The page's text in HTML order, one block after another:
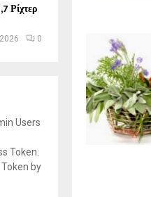
Ρίχτερ
0
Users
Token.
by